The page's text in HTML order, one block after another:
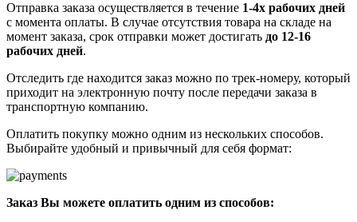
Отправка заказа осуществляется в течение 1-4х рабочих дней
с момента оплаты. В случае отсутствия товара на складе на
момент заказа, срок отправки может достигать до 12-16
рабочих дней.
Отследить где находится заказ можно по трек-номеру, который
приходит на электронную почту после передачи заказа в
транспортную компанию.
Оплатить покупку можно одним из нескольких способов.
Выбирайте удобный и привычный для себя формат:
Заказ Вы можете оплатить одним из способов: